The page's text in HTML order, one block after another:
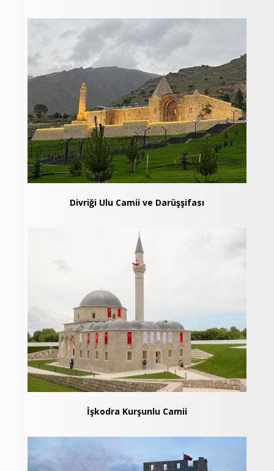
Divriği Ulu Camii ve Darüşşifası
İşkodra Kurşunlu Camii